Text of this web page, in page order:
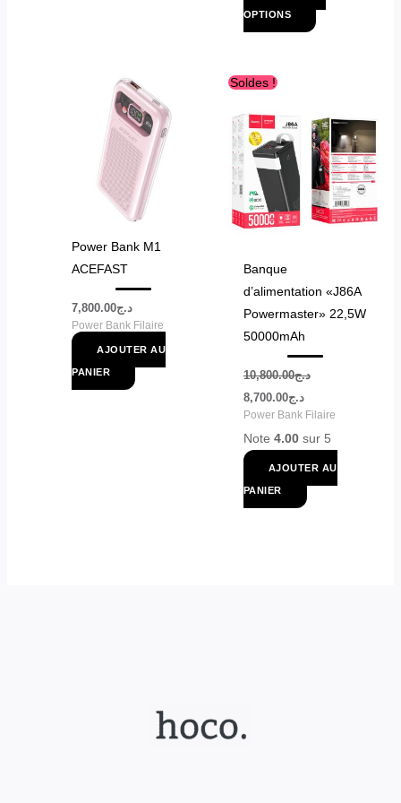
OPTIONS
Power Bank M1
ACEFAST
د.ج7,800.00
Power Bank Filaire
AJOUTER AU
PANIER
Soldes !
Banque
d’alimentation «J86A
Powermaster» 22,5W
50000mAh
د.ج10,800.00
Le
prix
était :
د.ج10,800.00.
د.ج8,700.00
est :
د.ج8,700.00.
Power Bank Filaire
Note 4.00sur 5
AJOUTER AU
PANIER